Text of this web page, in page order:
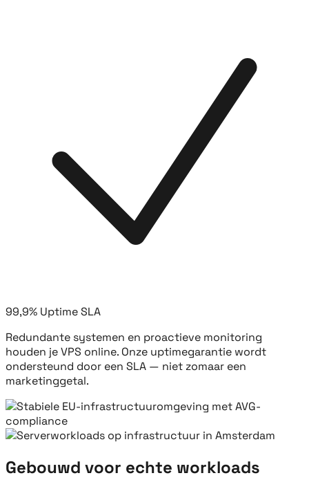
99,9% Uptime SLA
Redundante systemen en proactieve monitoring
houden je VPS online. Onze uptimegarantie wordt
ondersteund door een SLA — niet zomaar een
marketinggetal.
Gebouwd voor echte workloads